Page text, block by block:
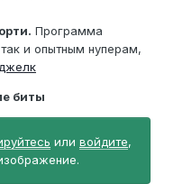
Программа
и опытным нуперам,
биты
или войдите,